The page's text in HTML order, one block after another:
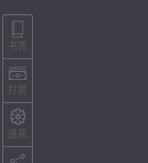
书签
打赏
送花